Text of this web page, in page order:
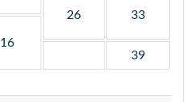
26
33
16
39